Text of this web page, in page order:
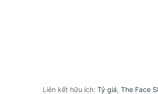
Liên kết hữu ích: Tỷ giá, The Face